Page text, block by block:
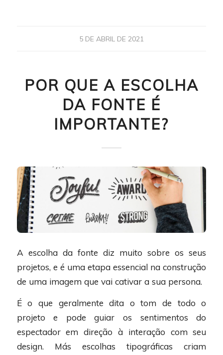
5 DE ABRIL DE 2021
POR QUE A ESCOLHA
DA FONTE É
IMPORTANTE?
A escolha da fonte diz muito sobre os seus
projetos, e é uma etapa essencial na construção
de uma imagem que vai cativar a sua persona.
É o que geralmente dita o tom de todo o
projeto e pode guiar os sentimentos do
espectador em direção à interação com seu
design. Más escolhas tipográficas criam